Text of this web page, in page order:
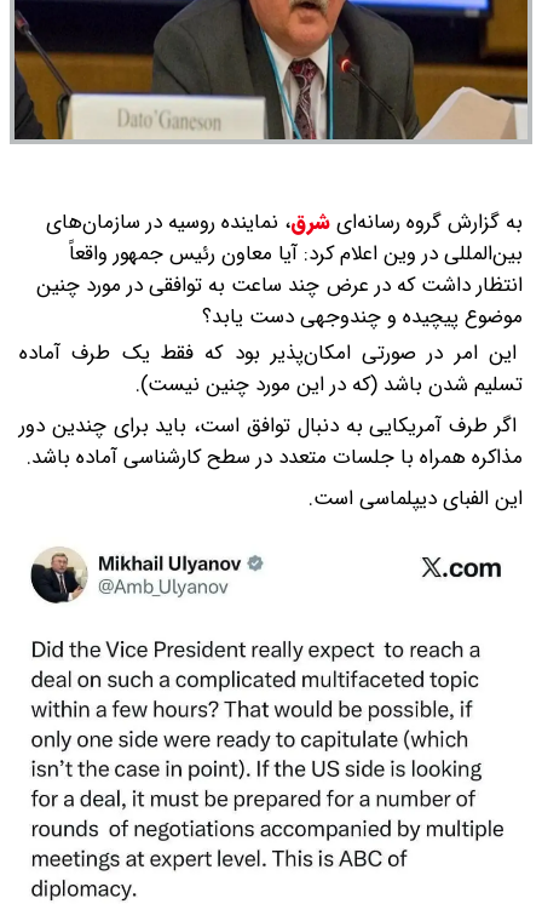
به گزارش گروه رسانه‌ایشرق، نماینده روسیه در سازمان‌های
بین‌المللی در وین اعلام کرد: آیا معاون رئیس جمهور واقعاً
انتظار داشت که در عرض چند ساعت به توافقی در مورد چنین
موضوع پیچیده و چندوجهی دست یابد؟
این امر در صورتی امکان‌پذیر بود که فقط یک طرف آماده
تسلیم شدن باشد (که در این مورد چنین نیست).
اگر طرف آمریکایی به دنبال توافق است، باید برای چندین دور
مذاکره همراه با جلسات متعدد در سطح کارشناسی آماده باشد.
این الفبای دیپلماسی است‌.